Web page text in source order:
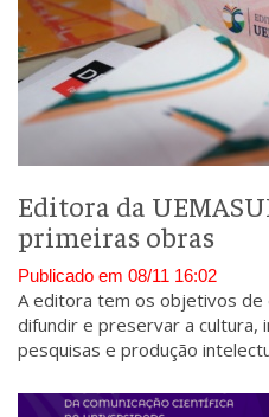
Editora da
primeiras obras
Publicado em 08/11 16:02
A editora tem os objetivos de
difundir e preservar a cultura,
pesquisas e produção